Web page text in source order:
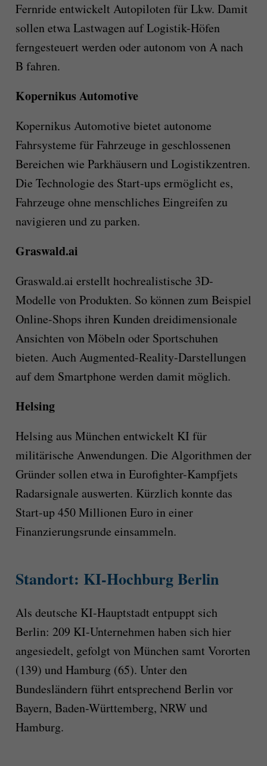
Fernride entwickelt Autopiloten für Lkw. Damit
sollen etwa Lastwagen auf Logistik-Höfen
ferngesteuert werden oder autonom von A nach
B fahren.
Kopernikus Automotive
Kopernikus Automotive bietet autonome
Fahrsysteme für Fahrzeuge in geschlossenen
Bereichen wie Parkhäusern und Logistikzentren.
Die Technologie des Start-ups ermöglicht es,
Fahrzeuge ohne menschliches Eingreifen zu
navigieren und zu parken.
Graswald.ai
Graswald.ai erstellt hochrealistische 3D-
Modelle von Produkten. So können zum Beispiel
Online-Shops ihren Kunden dreidimensionale
Ansichten von Möbeln oder Sportschuhen
bieten. Auch Augmented-Reality-Darstellungen
auf dem Smartphone werden damit möglich.
Helsing
Helsing aus München entwickelt KI für
militärische Anwendungen. Die Algorithmen der
Gründer sollen etwa in Eurofighter-Kampfjets
Radarsignale auswerten. Kürzlich konnte das
Start-up 450 Millionen Euro in einer
Finanzierungsrunde einsammeln.
Standort: KI-Hochburg Berlin
Als deutsche KI-Hauptstadt entpuppt sich
Berlin: 209 KI-Unternehmen haben sich hier
angesiedelt, gefolgt von München samt Vororten
(139) und Hamburg (65). Unter den
Bundesländern führt entsprechend Berlin vor
Bayern, Baden-Württemberg, NRW und
Hamburg.